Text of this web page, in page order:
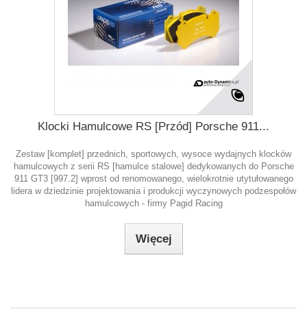
Klocki Hamulcowe RS [Przód] Porsche 911...
Zestaw [komplet] przednich, sportowych, wysoce wydajnych klocków
hamulcowych z serii RS [hamulce stalowe] dedykowanych do Porsche
911 GT3 [997.2] wprost od renomowanego, wielokrotnie utytułowanego
lidera w dziedzinie projektowania i produkcji wyczynowych podzespołów
hamulcowych - firmy Pagid Racing
Więcej